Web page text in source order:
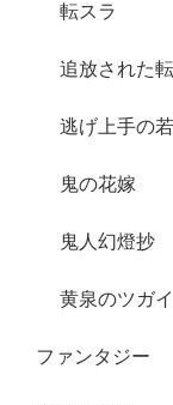
転スラ
追放された
逃げ上手の
鬼の花嫁
鬼人幻燈抄
黄泉のツガイ
ファンタジー